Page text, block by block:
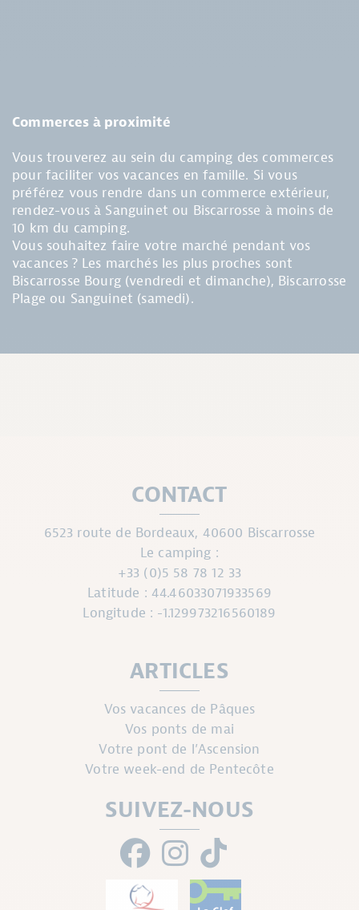
Commerces à proximité
Vous trouverez au sein du camping des commerces
pour faciliter vos vacances en famille. Si vous
préférez vous rendre dans un commerce extérieur,
rendez-vous à Sanguinet ou Biscarrosse à moins de
10 km du camping.
Vous souhaitez faire votre marché pendant vos
vacances ? Les marchés les plus proches sont
Biscarrosse Bourg (vendredi et dimanche), Biscarrosse
Plage ou Sanguinet (samedi).
CONTACT
6523 route de Bordeaux, 40600 Biscarrosse
Le camping :
+33 (0)5 58 78 12 33
Latitude : 44.46033071933569
Longitude : -1.129973216560189
ARTICLES
Vos vacances de Pâques
Vos ponts de mai
Votre pont de l’Ascension
Votre week-end de Pentecôte
SUIVEZ-NOUS